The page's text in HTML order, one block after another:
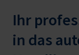
Ihr
in das